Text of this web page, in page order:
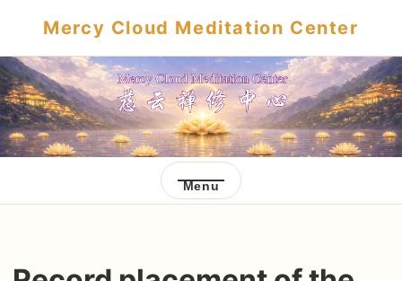
Mercy Cloud Meditation Center
Menu